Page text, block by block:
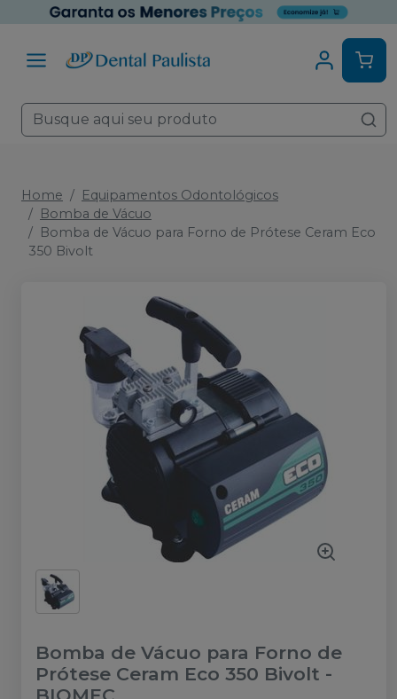
Home
Equipamentos Odontológicos
Bomba de Vácuo
Bomba de Vácuo para Forno de Prótese Ceram Eco
350 Bivolt
Bomba de Vácuo para Forno de
Prótese Ceram Eco 350 Bivolt -